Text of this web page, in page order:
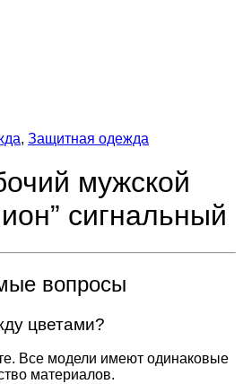
, Защитная одежда
мужской
сигнальный
вопросы
цветами?
Все модели имеют одинаковые
материалов.